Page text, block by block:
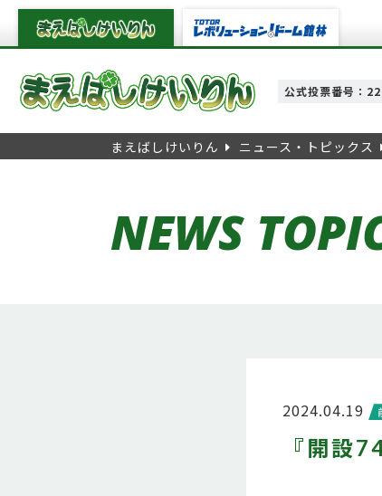
公式投票番号：
まえばしけいりん ニュース・トピックス
NEWS
2024.04.19
『開設